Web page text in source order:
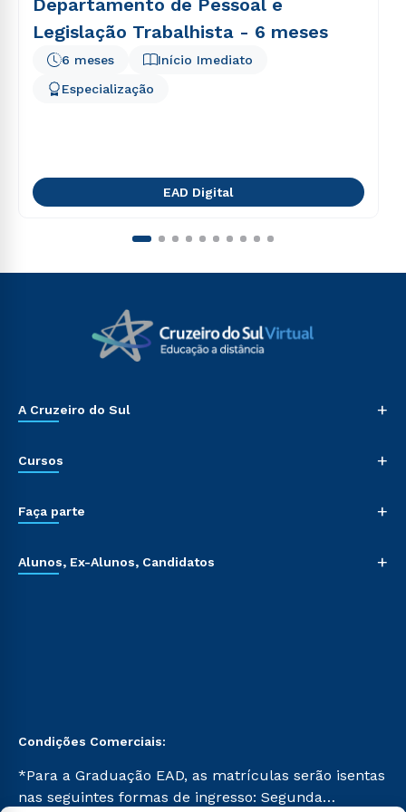
Departamento de Pessoal e
Legislação Trabalhista - 6 meses
Início Imediato
6 meses
Especialização
EAD Digital
A Cruzeiro do Sul +
Cursos +
Faça parte +
Alunos, Ex-Alunos, Candidatos +
Condições Comerciais:
*Para a Graduação EAD, as matrículas serão isentas
nas seguintes formas de ingresso: Segunda